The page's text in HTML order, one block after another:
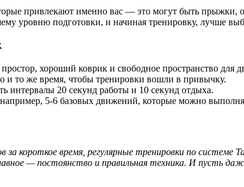
привлекают именно вас — это могут быть
уровню подготовки, и начиная тренировку, лучше
хороший коврик и свободное пространство для
и то же время, чтобы тренировки вошли в привычку.
интервалы 20 секунд работы и 10 секунд отдыха.
5-6 базовых движений, которые можно
короткое время, регулярные тренировки по
— постоянство и правильная техника. И пусть